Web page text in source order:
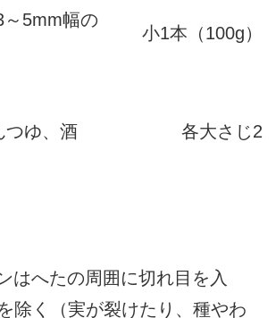
5mm幅の
小1本（100g）
つゆ、酒 各大さじ2
はへたの周囲に切れ目を入
除く（実が裂けたり、種やわ